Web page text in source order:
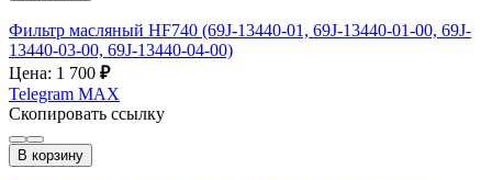
Фильтр масляный HF740 (69J-13440-01, 69J-13440-01-00, 69J-
13440-03-00, 69J-13440-04-00)
Цена: 1 700 ₽
Telegram MAX
Скопировать ссылку
В корзину